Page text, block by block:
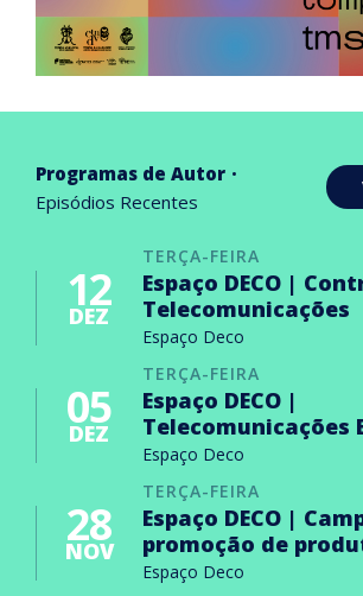
Programas de Autor
Episódios Recentes
TERÇA-FEIRA
12
DEZ
Espaço DECO |
Telecomunicações
Espaço Deco
TERÇA-FEIRA
05
DEZ
Espaço DECO |
Telecomunicações
Espaço Deco
TERÇA-FEIRA
28
NOV
Espaço DECO |
promoção de
Espaço Deco